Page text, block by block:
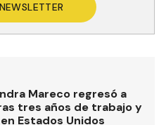
Mareco regresó a
tres años de trabajo y
Estados Unidos